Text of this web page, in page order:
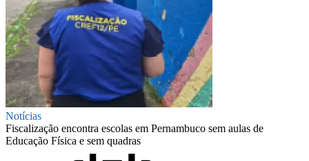
Notícias
Fiscalização encontra escolas em Pernambuco sem aulas de
Educação Física e sem quadras